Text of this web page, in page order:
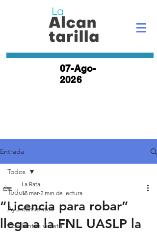
07-Ago-
2026
Entrada
Todos
Ayuntamientos
Con lentes violeta
Todos
“Licencia para robar”
llega a la FNL UASLP la
La Rata
18 mar 2 min de lectura